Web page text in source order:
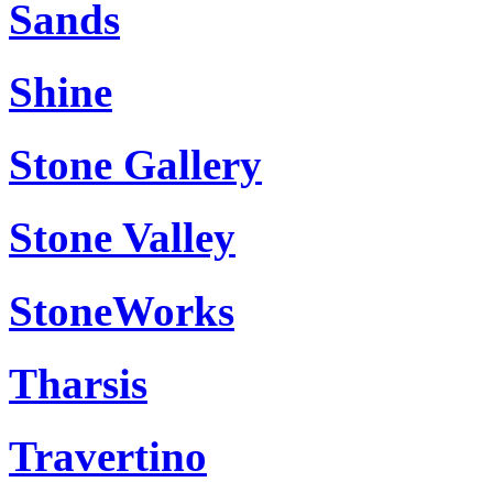
Sands
Shine
Stone Gallery
Stone Valley
StoneWorks
Tharsis
Travertino